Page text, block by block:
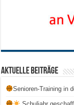
Aktuelle Beiträge
Senioren-Training in